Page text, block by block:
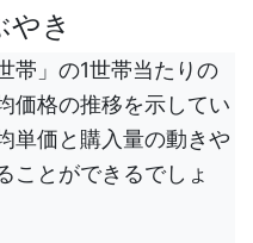
やき
帯」の1世帯当たりの
価格の推移を示してい
単価と購入量の動きや
ことができるでしょ